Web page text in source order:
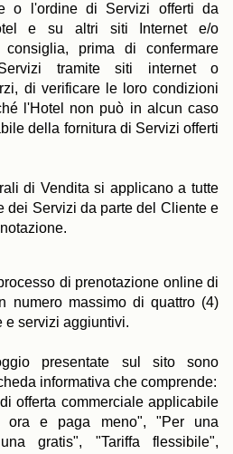
o l'ordine di Servizi offerti da
e su altri siti Internet e/o
prima di confermare
tramite siti internet o
di verificare le loro condizioni
l'Hotel non può in alcun caso
della fornitura di Servizi offerti
di Vendita si applicano a tutte
dei Servizi da parte del Cliente e
di prenotazione online di
numero massimo di quattro (4)
e servizi aggiuntivi.
presentate sul sito sono
informativa che comprende:
offerta commerciale applicabile
ora e paga meno", "Per una
gratis", "Tariffa flessibile",